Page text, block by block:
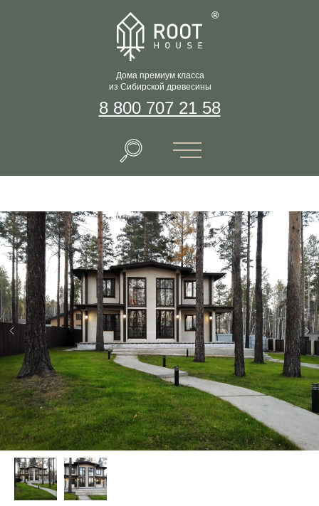
Дома премиум класса
из Сибирской древесины
8 800 707 21 58
®